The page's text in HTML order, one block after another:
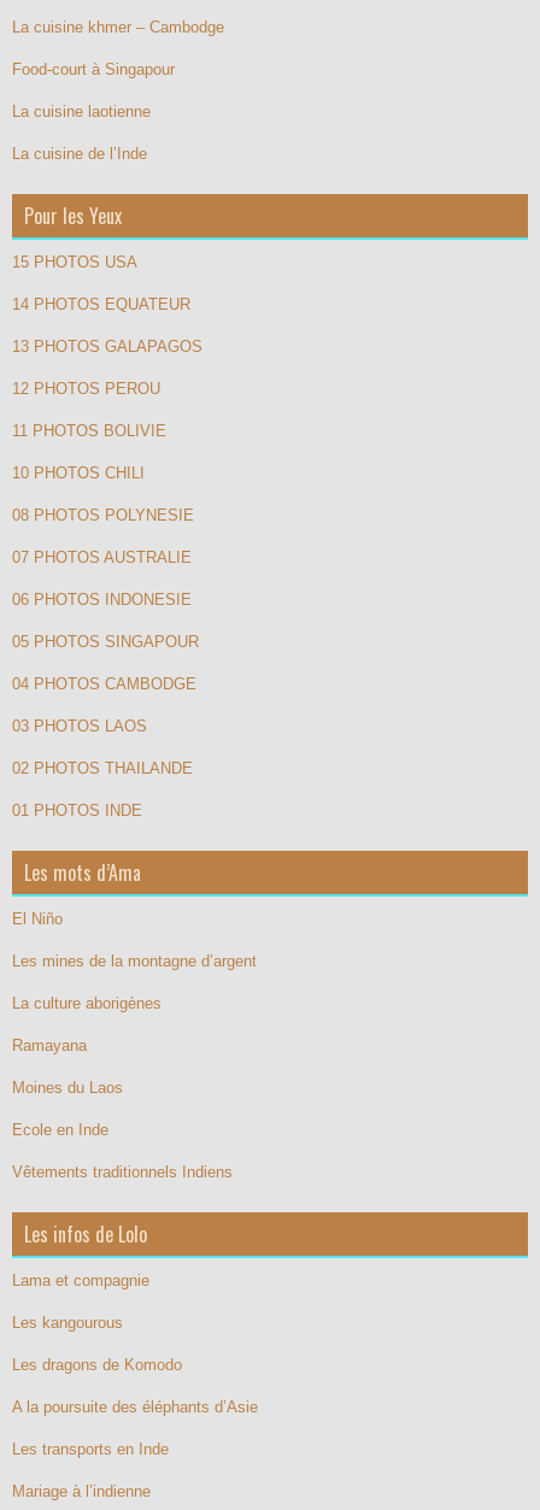
La cuisine khmer – Cambodge
Food-court à Singapour
La cuisine laotienne
La cuisine de l’Inde
Pour les Yeux
15 PHOTOS USA
14 PHOTOS EQUATEUR
13 PHOTOS GALAPAGOS
12 PHOTOS PEROU
11 PHOTOS BOLIVIE
10 PHOTOS CHILI
08 PHOTOS POLYNESIE
07 PHOTOS AUSTRALIE
06 PHOTOS INDONESIE
05 PHOTOS SINGAPOUR
04 PHOTOS CAMBODGE
03 PHOTOS LAOS
02 PHOTOS THAILANDE
01 PHOTOS INDE
Les mots d’Ama
El Niño
Les mines de la montagne d’argent
La culture aborigènes
Ramayana
Moines du Laos
Ecole en Inde
Vêtements traditionnels Indiens
Les infos de Lolo
Lama et compagnie
Les kangourous
Les dragons de Komodo
A la poursuite des éléphants d’Asie
Les transports en Inde
Mariage à l’indienne